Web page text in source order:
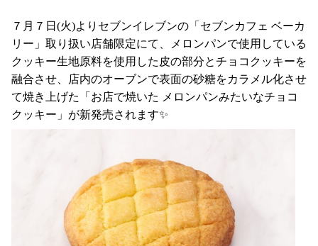
７月７日(火)よりセブンイレブンの「セブンカフェ ベーカ
リー」取り扱い店舗限定にて、メロンパンで使用している
クッキー生地原料を使用した皮の部分とチョコクッキーを
融合させ、店内のオーブンで表面の砂糖をカラメル化させ
て焼き上げた「お店で焼いた メロンパンみたいなチョコ
クッキー」が新発売されます✨